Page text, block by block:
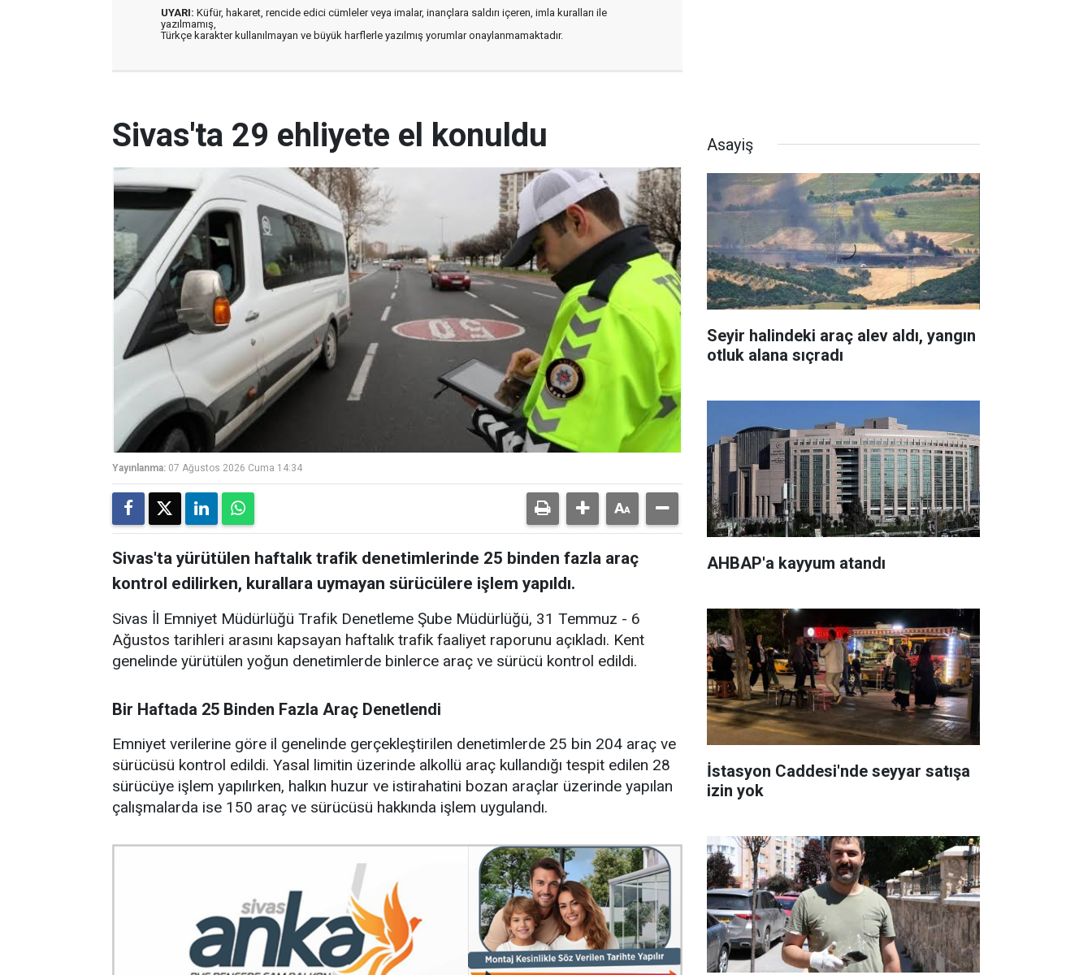
UYARI: Küfür, hakaret, rencide edici cümleler veya imalar, inançlara saldırı içeren, imla kuralları ile
yazılmamış,
Türkçe karakter kullanılmayan ve büyük harflerle yazılmış yorumlar onaylanmamaktadır.
Sivas'ta 29 ehliyete el konuldu
Yayınlanma: 07 Ağustos 2026 Cuma 14:34
Sivas'ta yürütülen haftalık trafik denetimlerinde 25 binden fazla araç
kontrol edilirken, kurallara uymayan sürücülere işlem yapıldı.
Sivas İl Emniyet Müdürlüğü Trafik Denetleme Şube Müdürlüğü, 31 Temmuz - 6
Ağustos tarihleri arasını kapsayan haftalık trafik faaliyet raporunu açıkladı. Kent
genelinde yürütülen yoğun denetimlerde binlerce araç ve sürücü kontrol edildi.
Bir Haftada 25 Binden Fazla Araç Denetlendi
Emniyet verilerine göre il genelinde gerçekleştirilen denetimlerde 25 bin 204 araç ve
sürücüsü kontrol edildi. Yasal limitin üzerinde alkollü araç kullandığı tespit edilen 28
sürücüye işlem yapılırken, halkın huzur ve istirahatini bozan araçlar üzerinde yapılan
çalışmalarda ise 150 araç ve sürücüsü hakkında işlem uygulandı.
Asayiş
Seyir halindeki araç alev aldı, yangın
otluk alana sıçradı
AHBAP'a kayyum atandı
İstasyon Caddesi'nde seyyar satışa
izin yok